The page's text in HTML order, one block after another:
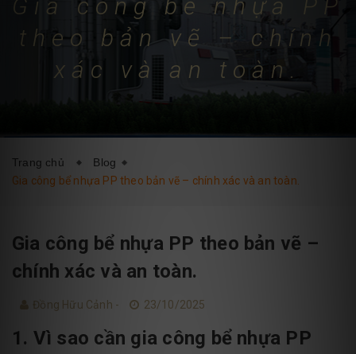
BLOG LIÊN HỆ
Gia công bể nhựa PP
theo bản vẽ – chính
xác và an toàn.
Trang chủ
Blog
Gia công bể nhựa PP theo bản vẽ – chính xác và an toàn.
Gia công bể nhựa PP theo bản vẽ –
chính xác và an toàn.
Đồng Hữu Cảnh - 23/10/2025
1. Vì sao cần gia công bể nhựa PP